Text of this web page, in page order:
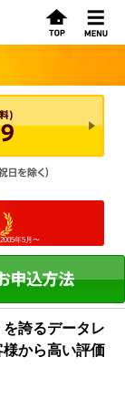
年5月〜
誇るデータレ
から高い評価